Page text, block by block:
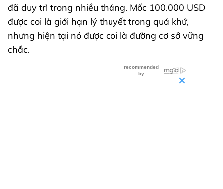
đã duy trì trong nhiều tháng. Mốc 100.000 USD
được coi là giới hạn lý thuyết trong quá khứ,
nhưng hiện tại nó được coi là đường cơ sở vững
chắc.